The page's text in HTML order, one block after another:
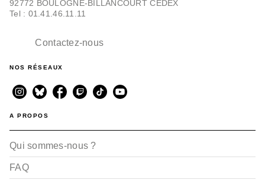
92772 BOULOGNE-BILLANCOURT CEDEX
Tel : 01.41.46.11.11
Contactez-nous
NOS RÉSEAUX
A PROPOS
Qui sommes-nous ?
FAQ